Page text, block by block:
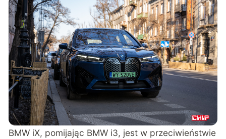
BMW iX, pomijając BMW i3, jest w przeciwieństwie